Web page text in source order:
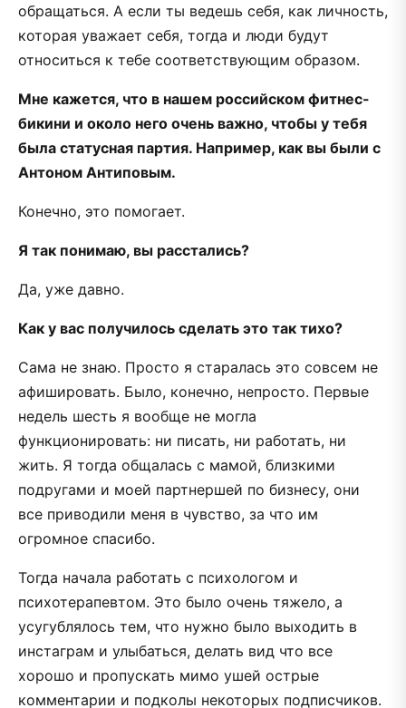
обращаться. А если ты ведешь себя, как личность,
которая уважает себя, тогда и люди будут
относиться к тебе соответствующим образом.
Мне кажется, что в нашем российском фитнес-
бикини и около него очень важно, чтобы у тебя
была статусная партия. Например, как вы были с
Антоном Антиповым.
Конечно, это помогает.
Я так понимаю, вы расстались?
Да, уже давно.
Как у вас получилось сделать это так тихо?
Сама не знаю. Просто я старалась это совсем не
афишировать. Было, конечно, непросто. Первые
недель шесть я вообще не могла
функционировать: ни писать, ни работать, ни
жить. Я тогда общалась с мамой, близкими
подругами и моей партнершей по бизнесу, они
все приводили меня в чувство, за что им
огромное спасибо.
Тогда начала работать с психологом и
психотерапевтом. Это было очень тяжело, а
усугублялось тем, что нужно было выходить в
инстаграм и улыбаться, делать вид что все
хорошо и пропускать мимо ушей острые
комментарии и подколы некоторых подписчиков.